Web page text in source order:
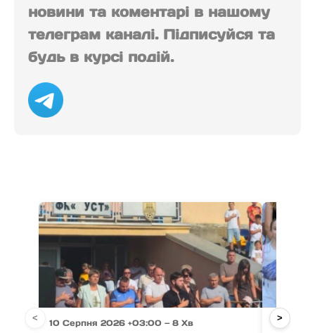
новини та коментарі в нашому
телеграм каналі. Підписуйся та
будь в курсі подій.
10 Серпня 2026 +03:00 — 8 Хв 10
< >